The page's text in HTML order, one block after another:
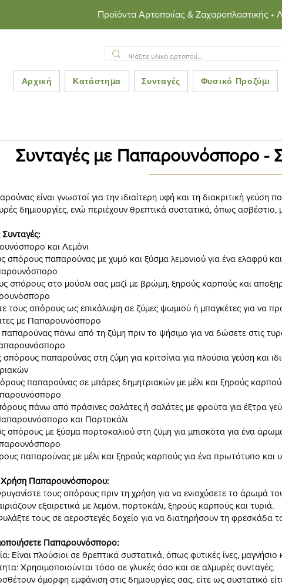
Προϊόντα Αρτοποιίας & Ζαχαροπλαστικής •
Αρχική Κατάστημα Συνταγές Φυσικό Προζύμι
Συνταγές με Παπαρουνόσπορο -
είναι γνωστοί για την ιδιαίτερη υφή και τη διακριτική γεύση
δημιουργίες, ενώ περιέχουν θρεπτικά συστατικά, όπως ασβέστιο,
και Λεμόνι
σπόρους παπαρούνας με χυμό και ξύσμα λεμονιού για ένα ελαφρύ
σπόρους στο μούσλι σας μαζί με βρώμη, ξηρούς καρπούς και
τους σπόρους ως επικάλυψη σε ζύμες ψωμιού ή μπαγκέτες για να
με Παπαρουνόσπορο
πάνω από τη ζύμη πριν το ψήσιμο για να δώσετε στις
σπόρους παπαρούνας στη ζύμη για κριτσίνια για πλούσια γεύση και
παπαρούνας σε μπάρες δημητριακών με μέλι και ξηρούς καρπούς
πάνω από πράσινες σαλάτες ή σαλάτες με φρούτα για έξτρα
και Πορτοκάλι
σπόρους με ξύσμα πορτοκαλιού στη ζύμη για μπισκότα για ένα
παπαρούνας με μέλι και ξηρούς καρπούς για ένα πρωτότυπο και
Χρήση Παπαρουνόσπορου:
τους σπόρους πριν τη χρήση για να ενισχύσετε το άρωμά
εξαιρετικά με λεμόνι, πορτοκάλι, ξηρούς καρπούς και τυριά.
τους σε αεροστεγές δοχείο για να διατηρήσουν τη φρεσκάδα
Παπαρουνόσπορο:
Είναι πλούσιοι σε θρεπτικά συστατικά, όπως φυτικές ίνες, μαγνήσιο
Χρησιμοποιούνται τόσο σε γλυκές όσο και σε αλμυρές συνταγές.
όμορφη εμφάνιση στις δημιουργίες σας, είτε ως συστατικό